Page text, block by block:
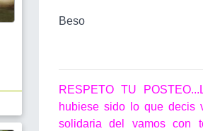
Beso
RESPETO TU
hubiese sido lo que decis
solidaria del vamos con